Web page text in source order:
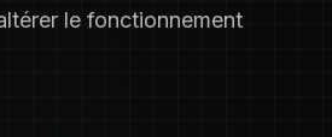
le fonctionnement